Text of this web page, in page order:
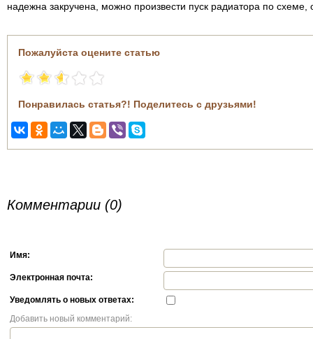
надежна закручена, можно произвести пуск радиатора по
Пожалуйста оцените статью
Понравилась статья?! Поделитесь с друзьями!
Комментарии (0)
Имя:
Электронная почта:
Уведомлять о новых ответах:
Добавить новый комментарий: